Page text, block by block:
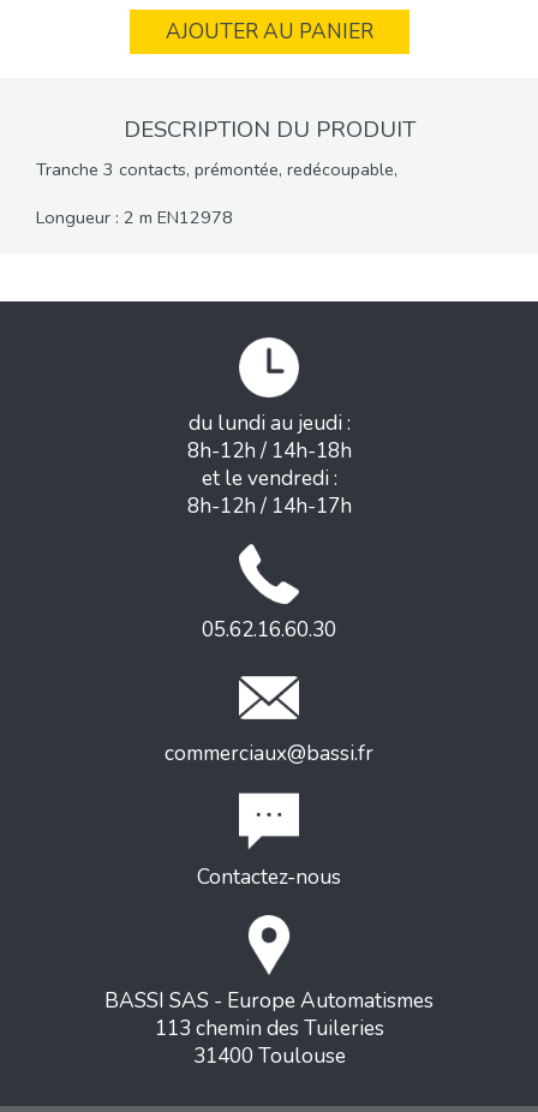
AJOUTER AU PANIER
DESCRIPTION DU PRODUIT
Tranche 3 contacts, prémontée, redécoupable,
Longueur : 2 m EN12978
du lundi au jeudi :
8h-12h / 14h-18h
et le vendredi :
8h-12h / 14h-17h
05.62.16.60.30
commerciaux@bassi.fr
Contactez-nous
BASSI SAS - Europe Automatismes
113 chemin des Tuileries
31400 Toulouse